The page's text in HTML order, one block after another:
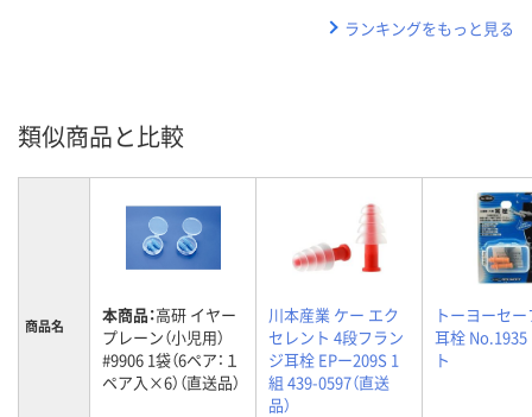
ランキングをもっと見る
類似商品と比較
商品名 本商品：高研 イヤー
プレーン（小児用）
#9906 1袋（6ペア：１
ペア入×6）（直送品）
川本産業 ケー エク
セレント 4段フラン
ジ耳栓 EPー209S 1
組 439-0597（直送
品）
トーヨーセ
耳栓 No.1935
ト